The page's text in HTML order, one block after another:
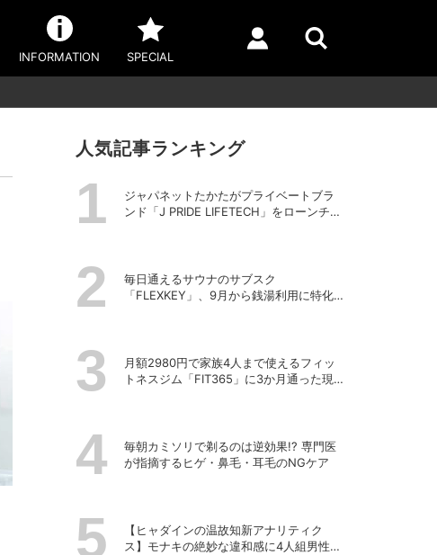
INFORMATION SPECIAL
人気記事ランキング
ジャパネットたかたがプライベートブラ
ンド「J PRIDE LIFETECH」をローンチ、
毎日通えるサウナのサブスク
「FLEXKEY」、9月から銭湯利用に特化し
月額2980円で家族4人まで使えるフィッ
トネスジム「FIT365」に3か月通った現在
毎朝カミソリで剃るのは逆効果!? 専門医
が指摘するヒゲ・鼻毛・耳毛のNGケア
【ヒャダインの温故知新アナリティク
ス】モナキの絶妙な違和感に4人組男性グ